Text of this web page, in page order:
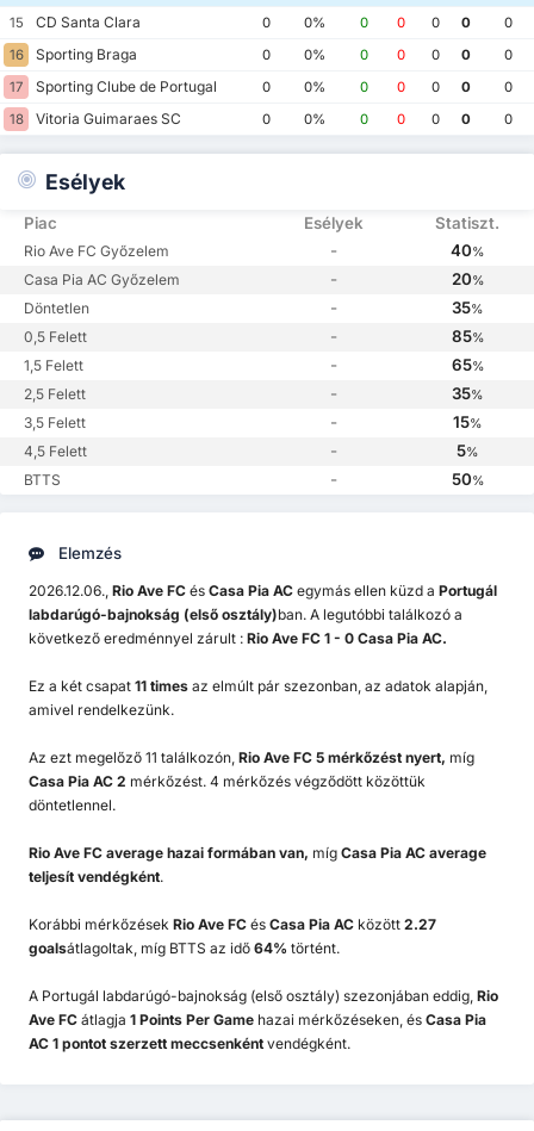
15
CD Santa Clara 0 0% 0 0 0 0
0
16
Sporting Braga 0 0% 0 0 0 0
0
17
Sporting Clube de Portugal 0 0% 0 0 0 0
0
18
Vitoria Guimaraes SC 0 0% 0 0 0 0 0
Esélyek
Piac Esélyek Statiszt.
Rio Ave FC Győzelem - 40%
Casa Pia AC Győzelem - 20%
Döntetlen - 35%
0,5 Felett - 85%
1,5 Felett - 65%
2,5 Felett - 35%
3,5 Felett - 15%
4,5 Felett - 5%
BTTS - 50%
Elemzés
2026.12.06., Rio Ave FC és Casa Pia AC egymás ellen küzd a Portugál
labdarúgó-bajnokság (első osztály)ban. A legutóbbi találkozó a
következő eredménnyel zárult : Rio Ave FC 1 - 0 Casa Pia AC.
Ez a két csapat 11 times az elmúlt pár szezonban, az adatok alapján,
amivel rendelkezünk.
Az ezt megelőző 11 találkozón, Rio Ave FC 5 mérkőzést nyert, míg
Casa Pia AC 2 mérkőzést. 4 mérkőzés végződött közöttük
döntetlennel.
Rio Ave FC average hazai formában van, míg Casa Pia AC average
teljesít vendégként.
Korábbi mérkőzések Rio Ave FC és Casa Pia AC között 2.27
goalsátlagoltak, míg BTTS az idő 64% történt.
A Portugál labdarúgó-bajnokság (első osztály) szezonjában eddig, Rio
Ave FC átlagja 1 Points Per Game hazai mérkőzéseken, és Casa Pia
AC 1 pontot szerzett meccsenként vendégként.